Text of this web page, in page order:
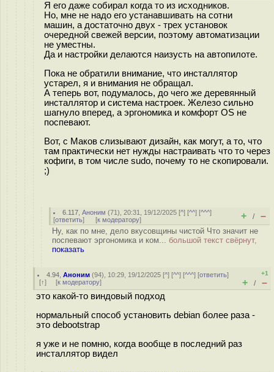
Я его даже собирал когда то из исходников.
Но, мне не надо его устанавшивать на сотни
машин, а достаточно двух - трех установок
очередной свежей версии, поэтому автоматизации
не уместны.
Да и настройки делаются наизусть на автопилоте.
Пока не обратили внимание, что инсталлятор
устарел, я и внимания не обращал.
А теперь вот, подумалось, до чего же деревянный
инсталлятор и система настроек. Железо сильно
шагнуло вперед, а эргономика и комфорт OS не
поспевают.
Вот, с Маков слизывают дизайн, как могут, а то, что
там практически нет нужды настраивать что то через
кофиги, в том числе sudo, почему то не скопировали.
;)
6.117 ,Аноним (71), 20:31, 19/12/2025 [^] [^^] [^^^]
[ответить] [к модератору] + / –
Ну, как по мне, дело вкусовщины чистой Что значит не
поспевают эргономика и ком... большой текст свёрнут,
показать
4.94 ,Аноним (94), 10:29, 19/12/2025 [^] [^^] [^^^] [ответить]
[↑] [к модератору]
+1
+ / –
это какой-то виндовый подход
нормальный способ установить debian более раза -
это debootstrap
я уже и не помню, когда вообще в последний раз
инсталлятор видел